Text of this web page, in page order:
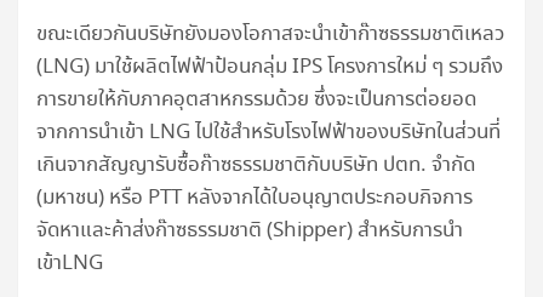
ขณะเดียวกันบริษัทยังมองโอกาสจะนำเข้าก๊าซธรรมชาติเหลว
(LNG) มาใช้ผลิตไฟฟ้าป้อนกลุ่ม IPS โครงการใหม่ ๆ รวมถึง
การขายให้กับภาคอุตสาหกรรมด้วย ซึ่งจะเป็นการต่อยอด
จากการนำเข้า LNG ไปใช้สำหรับโรงไฟฟ้าของบริษัทในส่วนที่
เกินจากสัญญารับซื้อก๊าซธรรมชาติกับบริษัท ปตท. จำกัด
(มหาชน) หรือ PTT หลังจากได้ใบอนุญาตประกอบกิจการ
จัดหาและค้าส่งก๊าซธรรมชาติ (Shipper) สำหรับการนำ
เข้าLNG